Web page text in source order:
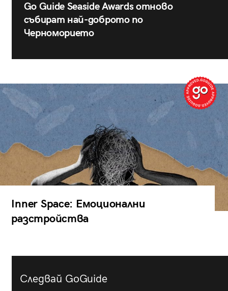
Go Guide Seaside Awards отново
събират най-доброто по
Черноморието
Inner Space: Емоционални
разстройства
Следвай GoGuide